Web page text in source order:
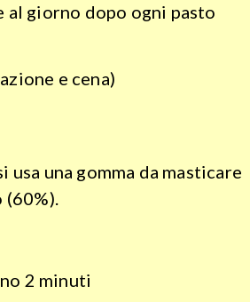
al giorno dopo ogni pasto
e cena)
una gomma da masticare
(60%).
2 minuti